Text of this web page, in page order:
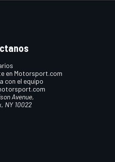
en Motorsport.com
con el equipo
Avenue,
NY 10022